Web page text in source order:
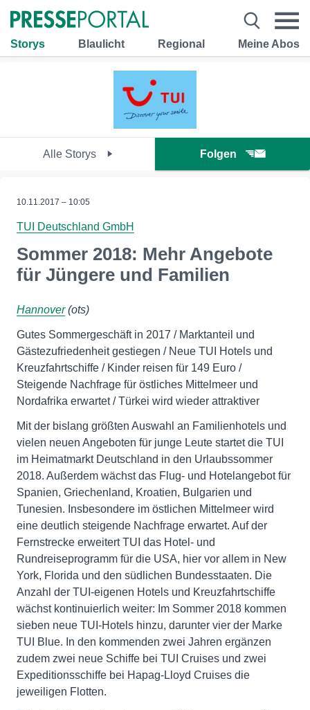
Storys Blaulicht Regional Meine Abos
Alle Storys Folgen
10.11.2017 – 10:05
TUI Deutschland GmbH
Sommer 2018: Mehr Angebote
für Jüngere und Familien
Hannover(ots)
Gutes Sommergeschäft in 2017 / Marktanteil und
Gästezufriedenheit gestiegen / Neue TUI Hotels und
Kreuzfahrtschiffe / Kinder reisen für 149 Euro /
Steigende Nachfrage für östliches Mittelmeer und
Nordafrika erwartet / Türkei wird wieder attraktiver
Mit der bislang größten Auswahl an Familienhotels und
vielen neuen Angeboten für junge Leute startet die TUI
im Heimatmarkt Deutschland in den Urlaubssommer
2018. Außerdem wächst das Flug- und Hotelangebot für
Spanien, Griechenland, Kroatien, Bulgarien und
Tunesien. Insbesondere im östlichen Mittelmeer wird
eine deutlich steigende Nachfrage erwartet. Auf der
Fernstrecke erweitert TUI das Hotel- und
Rundreiseprogramm für die USA, hier vor allem in New
York, Florida und den südlichen Bundesstaaten. Die
Anzahl der TUI-eigenen Hotels und Kreuzfahrtschiffe
wächst kontinuierlich weiter: Im Sommer 2018 kommen
sieben neue TUI-Hotels hinzu, darunter vier der Marke
TUI Blue. In den kommenden zwei Jahren ergänzen
zudem zwei neue Schiffe bei TUI Cruises und zwei
Expeditionsschiffe bei Hapag-Lloyd Cruises die
jeweiligen Flotten.